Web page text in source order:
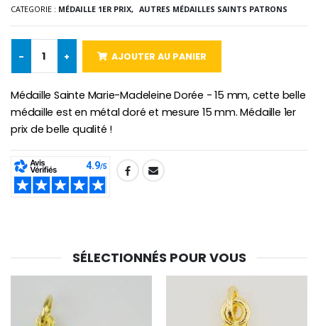
-10%
Bougie de Neuvaine Contre le Mal - Saint Michel
€5.50 €4.95
-25%
Lot de 20 Bougies de Neuvaine Blanches
€78.00 €58.50
€2.50
CATEGORIE : MÉDAILLE 1ER PRIX, AUTRES MÉDAILLES SAINTS PATRONS
- + AJOUTER AU PANIER
Médaille Sainte Marie-Madeleine Dorée - 15 mm, cette belle
médaille est en métal doré et mesure 15 mm. Médaille 1er
prix de belle qualité !
SHARE:
SÉLECTIONNÉS POUR VOUS